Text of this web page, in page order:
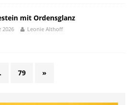
mit Ordensglanz
2026 Leonie Althoff
79 »